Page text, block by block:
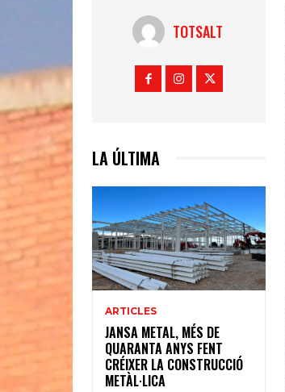
TOTSALT
LA ÚLTIMA
ARTICLES
JANSA METAL, MÉS DE
QUARANTA ANYS FENT
CRÉIXER LA CONSTRUCCIÓ
METÀL·LICA